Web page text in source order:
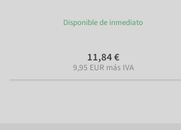
Disponible de inmediato
11,84 €
9,95 EUR más IVA